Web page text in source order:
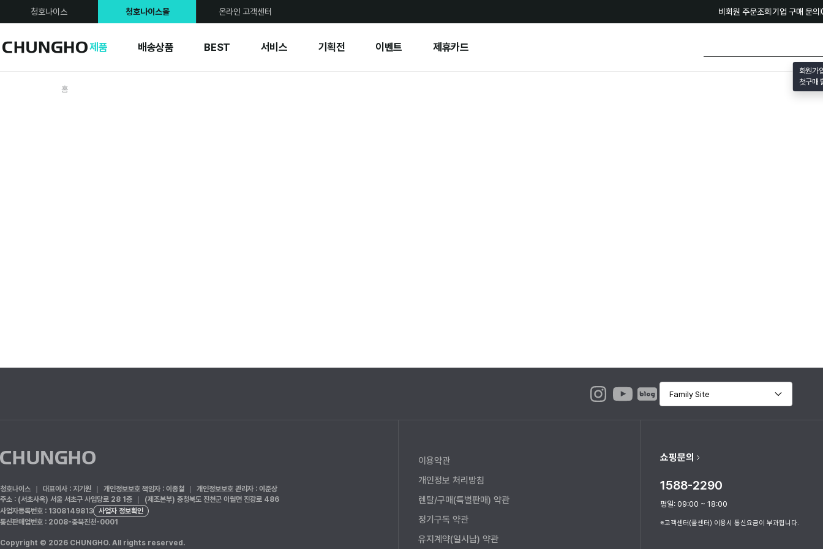
청호나이스 청호나이스몰 온라인 고객센터 비회원 주문조회 기업 구매 문의
제품 배송상품 BEST 서비스 기획전 이벤트 제휴카드
회원가
첫구매
홈
Family Site
청호나이스 대표이사 : 지기원 개인정보보호 책임자 : 이종철
개인정보보호 관리자 : 이준상
주소 : (서초사옥) 서울 서초구 사임당로 28 1층
(제조본부) 충청북도 진천군 이월면 진광로 486
사업자등록번호 : 1308149813
사업자 정보확인
통신판매업번호 : 2008-충북진천-0001
Copyright © 2026 CHUNGHO. All rights reserved.
이용약관
개인정보 처리방침
렌탈/구매(특별판매) 약관
정기구독 약관
유지계약(일시납) 약관
쇼핑문의
1588-2290
평일: 09:00 ~ 18:00
※고객센터(콜센터) 이용시 통신요금이 부과됩니다.